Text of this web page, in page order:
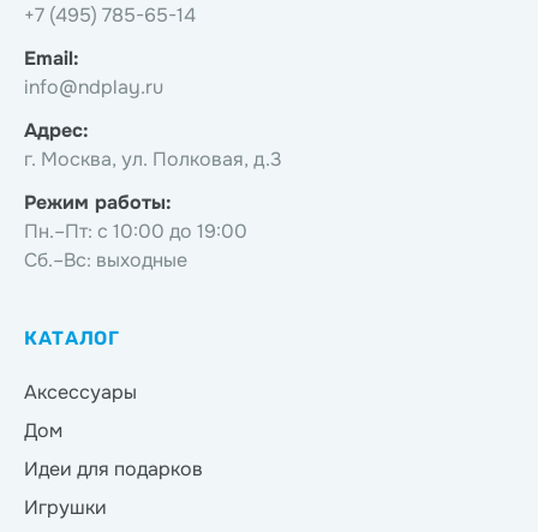
+7 (495) 785-65-14
Email:
info@ndplay.ru
Адрес:
г. Москва, ул. Полковая, д.3
Режим работы:
Пн.–Пт: с 10:00 до 19:00
Сб.–Вс: выходные
КАТАЛОГ
Аксессуары
Дом
Идеи для подарков
Игрушки